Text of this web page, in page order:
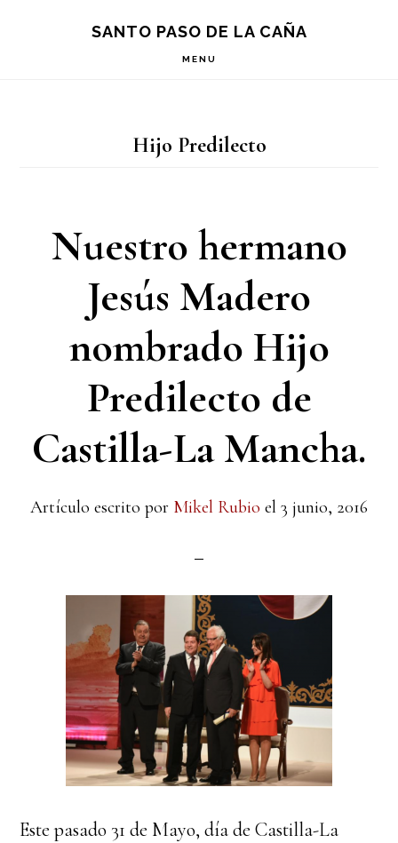
SANTO PASO DE LA CAÑA
MENU
Hijo Predilecto
Nuestro hermano
Jesús Madero
nombrado Hijo
Predilecto de
Castilla-La Mancha.
Artículo escrito por Mikel Rubio el 3 junio, 2016
Este pasado 31 de Mayo, día de Castilla-La